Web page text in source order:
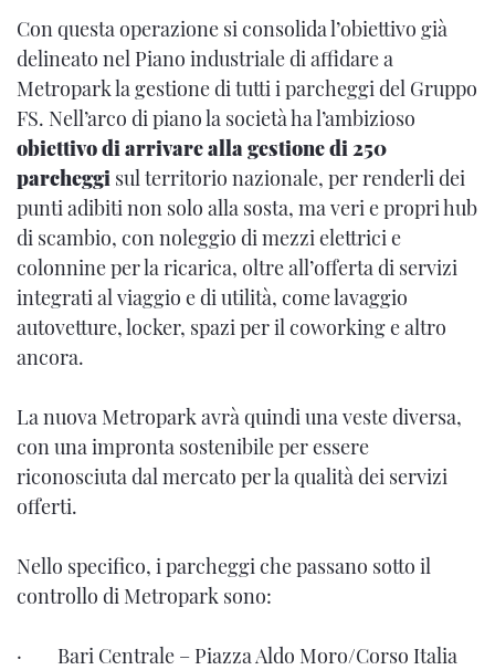
Con questa operazione si consolida l’obiettivo già
delineato nel Piano industriale di affidare a
Metropark la gestione di tutti i parcheggi del Gruppo
FS. Nell’arco di piano la società ha l’ambizioso
obiettivo di arrivare alla gestione di 250
parcheggi sul territorio nazionale, per renderli dei
punti adibiti non solo alla sosta, ma veri e propri hub
di scambio, con noleggio di mezzi elettrici e
colonnine per la ricarica, oltre all’offerta di servizi
integrati al viaggio e di utilità, come lavaggio
autovetture, locker, spazi per il coworking e altro
ancora.
La nuova Metropark avrà quindi una veste diversa,
con una impronta sostenibile per essere
riconosciuta dal mercato per la qualità dei servizi
offerti.
Nello specifico, i parcheggi che passano sotto il
controllo di Metropark sono:
· Bari Centrale – Piazza Aldo Moro/Corso Italia